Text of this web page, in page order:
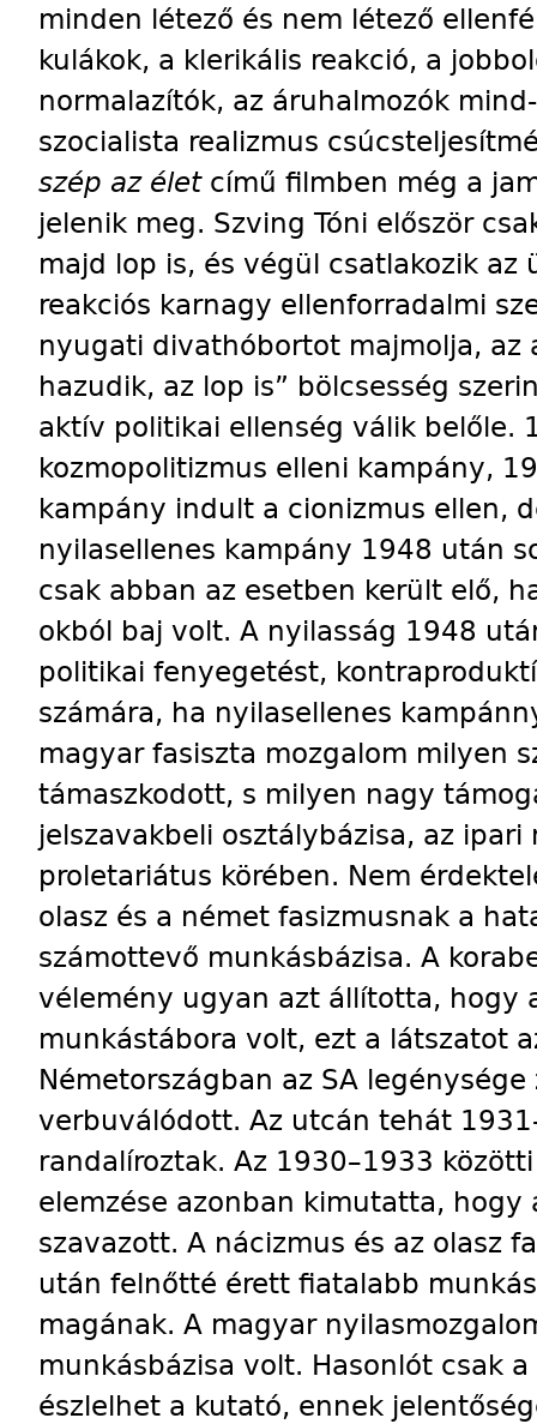
minden létező és nem létező
kulákok, a klerikális reakció, a
normalazítók, az áruhalmozók
szocialista realizmus
szép az életcímű filmben még a
jelenik meg. Szving Tóni először
majd lop is, és végül csatlakozik az
reakciós karnagy ellenforradalmi
nyugati divathóbortot majmolja, az
hazudik, az lop is” bölcsesség
aktív politikai ellenség válik belőle.
kozmopolitizmus elleni kampány,
kampány indult a cionizmus ellen,
nyilasellenes kampány 1948 után
csak abban az esetben került elő,
okból baj volt. A nyilasság 1948
politikai fenyegetést,
számára, ha nyilasellenes
magyar fasiszta mozgalom milyen
támaszkodott, s milyen nagy
jelszavakbeli osztálybázisa, az
proletariátus körében. Nem
olasz és a német fasizmusnak a
számottevő munkásbázisa. A
vélemény ugyan azt állította, hogy
munkástábora volt, ezt a látszatot
Németországban az SA
verbuválódott. Az utcán tehát
randalíroztak. Az 1930–1933
elemzése azonban kimutatta, hogy
szavazott. A nácizmus és az olasz
után felnőtté érett fiatalabb
magának. A magyar
munkásbázisa volt. Hasonlót csak
észlelhet a kutató, ennek